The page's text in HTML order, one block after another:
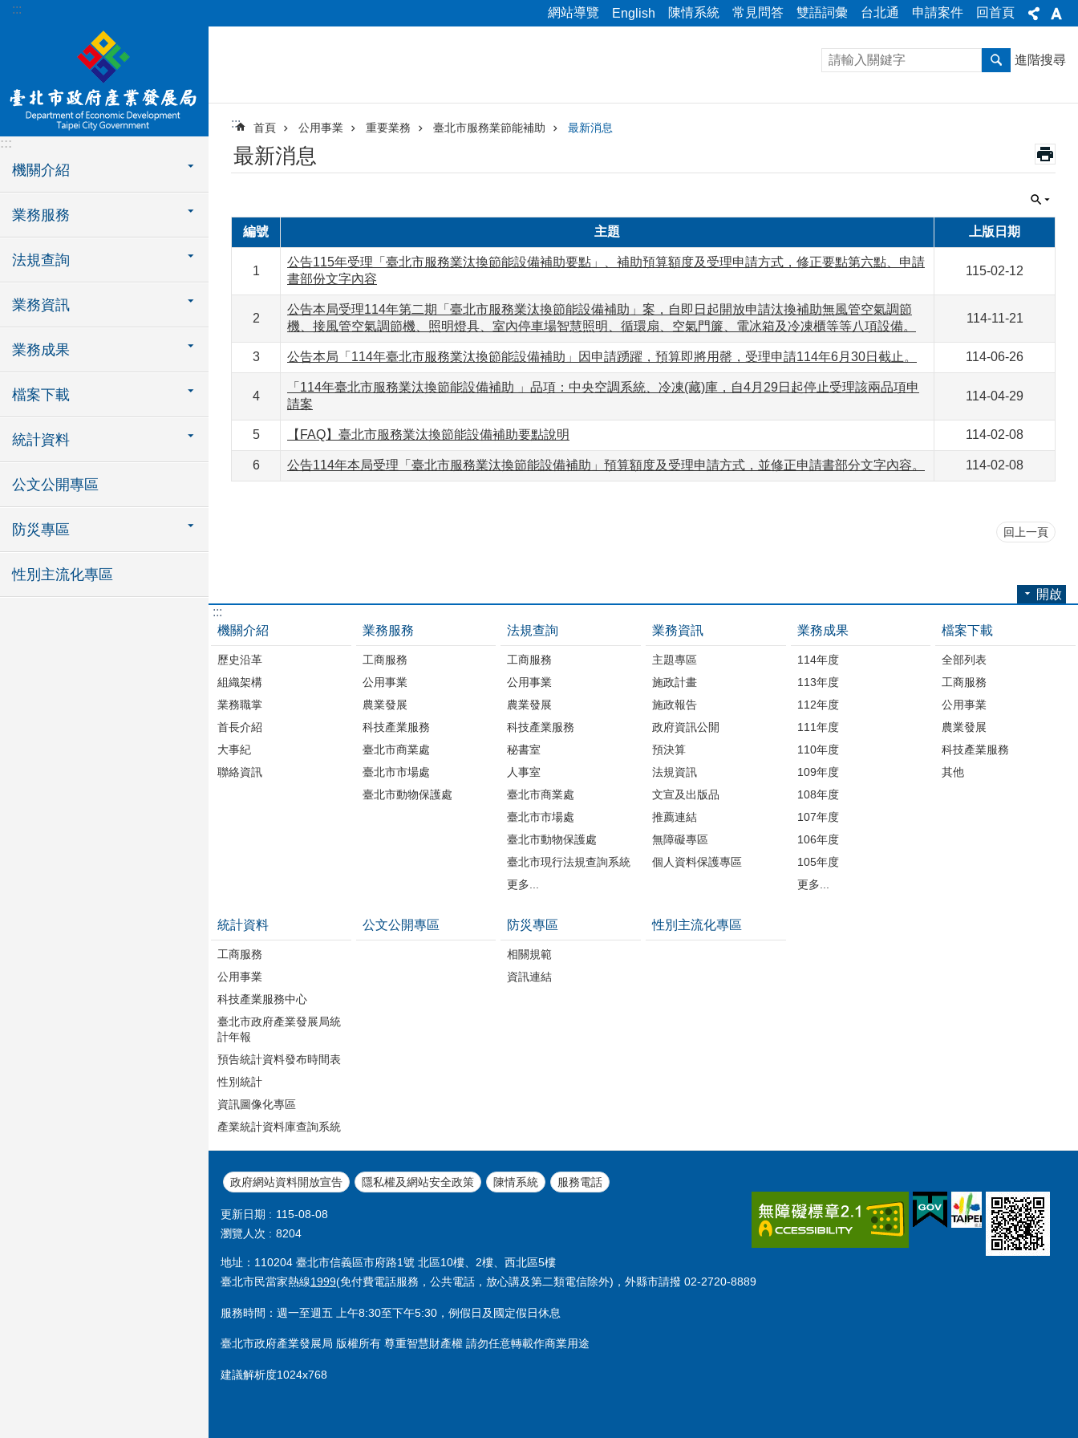
跳到主要內容區塊
::: 網站導覽 English 陳情系統 常見問答 雙語詞彙 台北通 申請案件 回首頁
:::
機關介紹
業務服務
法規查詢
業務資訊
業務成果
檔案下載
統計資料
公文公開專區
防災專區
性別主流化專區
進階搜尋
::: 首頁 公用事業 重要業務 臺北市服務業節能補助 最新消息
最新消息
編號 主題 上版日期
1
公告115年受理「臺北市服務業汰換節能設備補助要點」、補助預算額度及受理申請方式，修正要點第六點、申請
書部份文字內容
115-02-12
2
公告本局受理114年第二期「臺北市服務業汰換節能設備補助」案，自即日起開放申請汰換補助無風管空氣調節
機、接風管空氣調節機、照明燈具、室內停車場智慧照明、循環扇、空氣門簾、電冰箱及冷凍櫃等等八項設備。
114-11-21
3 公告本局「114年臺北市服務業汰換節能設備補助」因申請踴躍，預算即將用罄，受理申請114年6月30日截止。 114-06-26
4
「114年臺北市服務業汰換節能設備補助 」品項：中央空調系統、冷凍(藏)庫，自4月29日起停止受理該兩品項申
請案
114-04-29
5 【FAQ】臺北市服務業汰換節能設備補助要點說明 114-02-08
6 公告114年本局受理「臺北市服務業汰換節能設備補助」預算額度及受理申請方式，並修正申請書部分文字內容。 114-02-08
回上一頁
開啟
:::
機關介紹
歷史沿革
組織架構
業務職掌
首長介紹
大事紀
聯絡資訊
業務服務
工商服務
公用事業
農業發展
科技產業服務
臺北市商業處
臺北市市場處
臺北市動物保護處
法規查詢
工商服務
公用事業
農業發展
科技產業服務
秘書室
人事室
臺北市商業處
臺北市市場處
臺北市動物保護處
臺北市現行法規查詢系統
更多...
業務資訊
主題專區
施政計畫
施政報告
政府資訊公開
預決算
法規資訊
文宣及出版品
推薦連結
無障礙專區
個人資料保護專區
業務成果
114年度
113年度
112年度
111年度
110年度
109年度
108年度
107年度
106年度
105年度
更多...
檔案下載
全部列表
工商服務
公用事業
農業發展
科技產業服務
其他
統計資料
工商服務
公用事業
科技產業服務中心
臺北市政府產業發展局統
計年報
預告統計資料發布時間表
性別統計
資訊圖像化專區
產業統計資料庫查詢系統
公文公開專區 防災專區
相關規範
資訊連結
性別主流化專區
政府網站資料開放宣告 隱私權及網站安全政策 陳情系統 服務電話
更新日期
115-08-08
瀏覽人次
8204
地址：110204 臺北市信義區市府路1號 北區10樓、2樓、西北區5樓
臺北市民當家熱線1999(免付費電話服務，公共電話，放心講及第二類電信除外)，外縣市請撥 02-2720-8889
服務時間：週一至週五 上午8:30至下午5:30，例假日及國定假日休息
臺北市政府產業發展局 版權所有 尊重智慧財產權 請勿任意轉載作商業用途
建議解析度1024x768